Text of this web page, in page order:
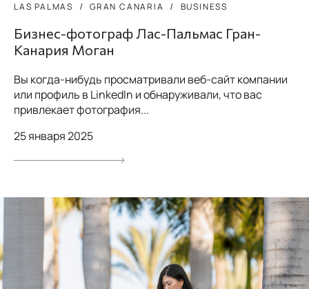
LAS PALMAS GRAN CANARIA BUSINESS
Бизнес-фотограф Лас-Пальмас Гран-
Канария Моган
Вы когда-нибудь просматривали веб-сайт компании
или профиль в LinkedIn и обнаруживали, что вас
привлекает фотография...
25 января 2025